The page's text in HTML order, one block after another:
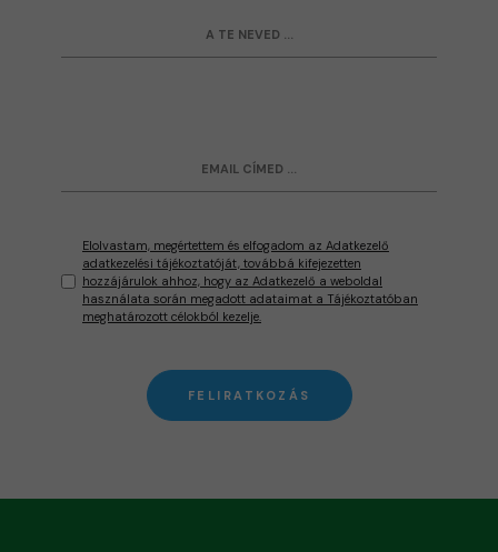
Elolvastam, megértettem és elfogadom az Adatkezelő
adatkezelési tájékoztatóját, továbbá kifejezetten
hozzájárulok ahhoz, hogy az Adatkezelő a weboldal
használata során megadott adataimat a Tájékoztatóban
meghatározott célokból kezelje.
FELIRATKOZÁS